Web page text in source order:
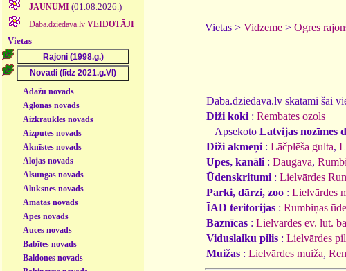
JAUNUMI (01.08.2026.)
Daba.dziedava.lv VEIDOTĀJI
Vietas
Ādažu novads
Aglonas novads
Aizkraukles novads
Aizputes novads
Aknīstes novads
Alojas novads
Alsungas novads
Alūksnes novads
Amatas novads
Apes novads
Auces novads
Babītes novads
Baldones novads
Vietas > Vidzeme > Ogres
Daba.dziedava.lv skatāmi šai
Diži koki : Rembates ozols
Apsekoto Latvijas nozīmes
Diži akmeņi : Lāčplēša gulta,
Upes, kanāli : Daugava,
Ūdenskritumi : Lielvārdes
Parki, dārzi, zoo : Lielvārdes
ĪAD teritorijas : Rumbiņas
Baznīcas : Lielvārdes ev. lut.
Viduslaiku pilis : Lielvārdes
Muižas : Lielvārdes muiža,